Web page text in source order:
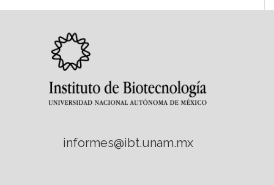
informes@ibt.unam.mx